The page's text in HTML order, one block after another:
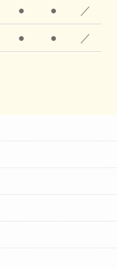
● ● ／
● ● ／